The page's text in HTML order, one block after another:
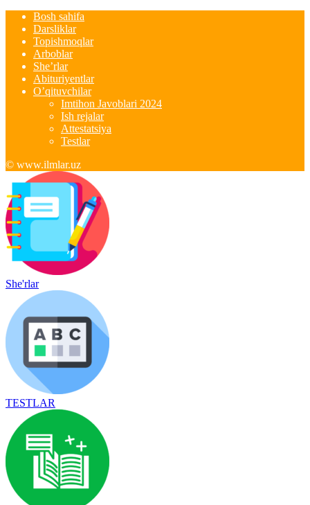
Bosh sahifa
Darsliklar
Topishmoqlar
Arboblar
She’rlar
Abituriyentlar
O’qituvchilar
Imtihon Javoblari 2024
Ish rejalar
Attestatsiya
Testlar
© www.ilmlar.uz
She'rlar
TESTLAR